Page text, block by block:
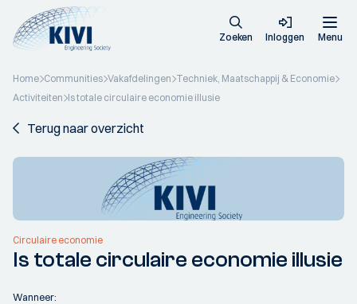
Zoeken Inloggen Menu
Home Communities Vakafdelingen Techniek, Maatschappij & Economie
Activiteiten Is totale circulaire economie illusie
Terug naar overzicht
Circulaire economie
Is totale circulaire economie illusie
Wanneer: